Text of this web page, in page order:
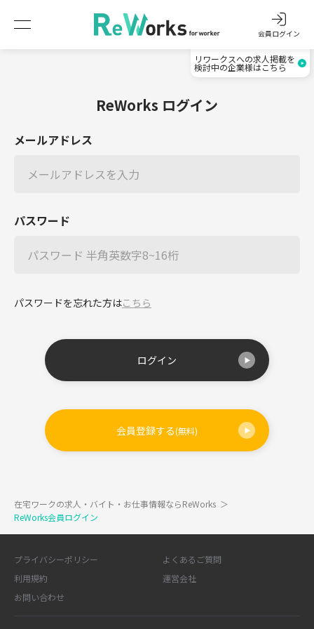
会員ログイン
リワークスへの求人掲載を
検討中の企業様はこちら
ReWorks ログイン
メールアドレス
パスワード
パスワードを忘れた方はこちら
ログイン
会員登録する(無料)
在宅ワークの求人・バイト・お仕事情報ならReWorks ＞
ReWorks会員ログイン
プライバシーポリシー
よくあるご質問
利用規約
運営会社
お問い合わせ